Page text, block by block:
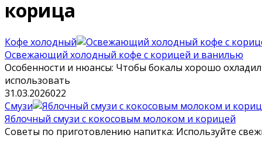
корица
Кофе холодный
Освежающий холодный кофе с корицей и ванилью
Особенности и нюансы: Чтобы бокалы хорошо
использовать
31.03.2026022
Смузи
Яблочный смузи с кокосовым молоком и корицей
Советы по приготовлению напитка: Используйте